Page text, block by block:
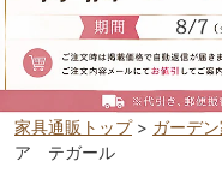
家具通販トップ> ガーデ
ア テガール